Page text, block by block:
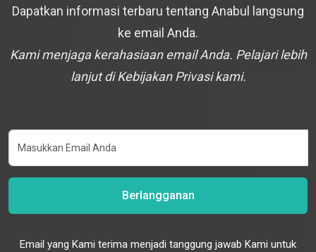
Dapatkan informasi terbaru tentang Anabul langsung
ke email Anda.
Kami menjaga kerahasiaan email Anda. Pelajari lebih
lanjut di Kebijakan Privasi kami.
Berlangganan
Email yang Kami terima menjadi tanggung jawab Kami untuk